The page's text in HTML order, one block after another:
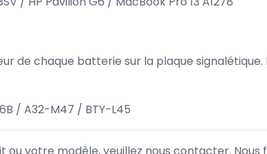
de chaque batterie sur la plaque
/ A32-M47 / BTY-L45